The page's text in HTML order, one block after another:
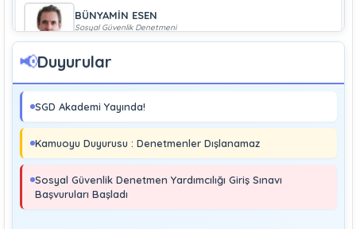
BÜNYAMİN ESEN
Sosyal Güvenlik Denetmeni
Geliri Düşük Olan Çiftçiye Bağ-Kur Borcu Çıkmaz
Boray UĞRAŞ
Soma ve Ermenek’te Meydana Gelen Kazalar Büyük
Endüstriyel Kaza Sayılmakta Mıdır?
Sosyal Güvenlik Denetmeni
Kayıt Dışı İstihdamla Mücadeleye Farklı Bir Yaklaşım
📢Duyurular
SGD Akademi Yayında!
Kamuoyu Duyurusu : Denetmenler Dışlanamaz
Sosyal Güvenlik Denetmen Yardımcılığı Giriş Sınavı
Başvuruları Başladı